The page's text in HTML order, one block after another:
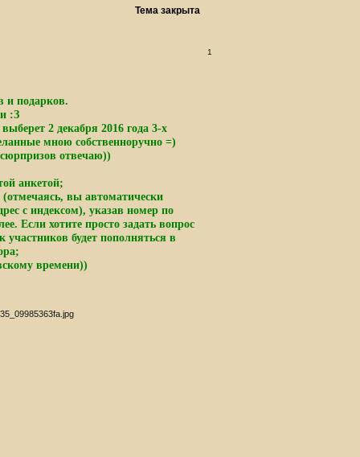
Тема закрыта
1
и подарков.
:З
2 декабря 2016 года 3-х
мною собственноручно =)
отвечаю))
анкетой;
вы автоматически
с индексом), указав номер по
Если хотите просто задать вопрос
будет пополняться в
времени))